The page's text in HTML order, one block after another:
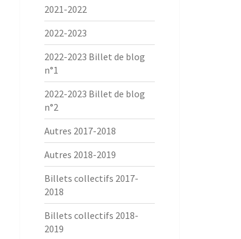
2021-2022
2022-2023
2022-2023 Billet de blog
n°1
2022-2023 Billet de blog
n°2
Autres 2017-2018
Autres 2018-2019
Billets collectifs 2017-
2018
Billets collectifs 2018-
2019